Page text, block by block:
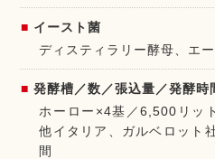
イースト菌
ディスティラリー酵母、エ
発酵槽／数／張込量／発酵時
ホーロー×4基／6,500リッ
他イタリア、ガルベロット
間